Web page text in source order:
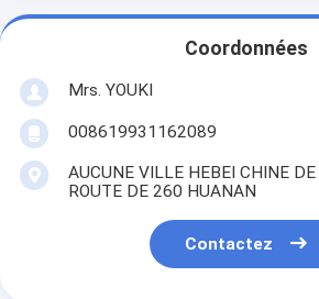
Coordonnées
Mrs. YOUKI
008619931162089
AUCUNE VILLE HEBEI CHINE
ROUTE DE 260 HUANAN
Contactez